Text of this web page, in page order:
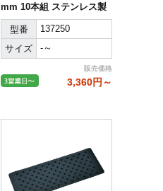
mm 10本組 ステンレス製
型番
137250
サイズ
-～
販売価格
3,360円～